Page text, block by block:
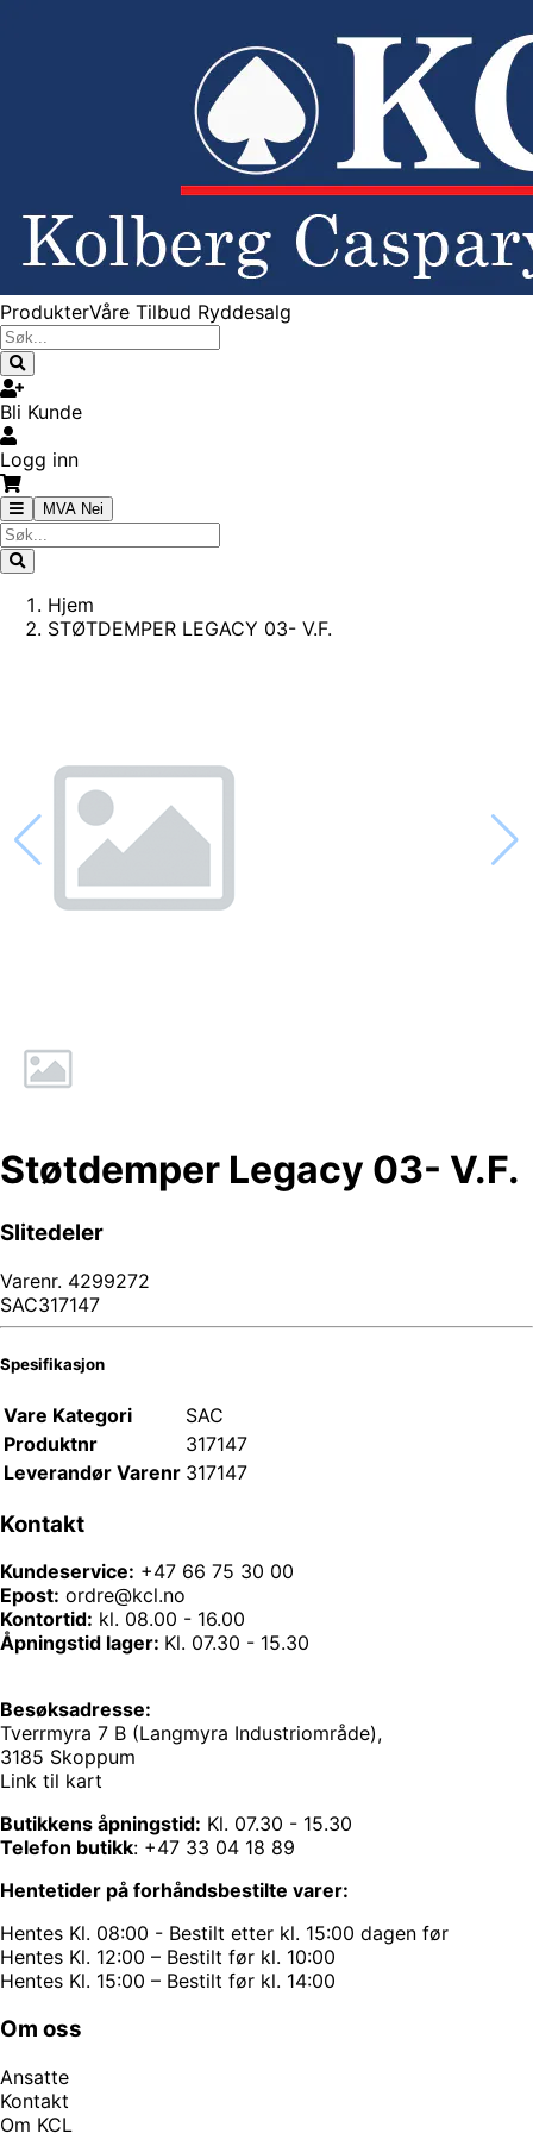
ProdukterVåre Tilbud Ryddesalg
Bli Kunde
Logg inn
MVA Nei
Hjem
STØTDEMPER LEGACY 03- V.F.
Støtdemper Legacy 03- V.F.
Slitedeler
Varenr. 4299272
SAC317147
Spesifikasjon
Vare Kategori
SAC
Produktnr
317147
Leverandør Varenr 317147
Kontakt
Kundeservice: +47 66 75 30 00
Epost: ordre@kcl.no
Kontortid: kl. 08.00 - 16.00
Åpningstid lager: Kl. 07.30 - 15.30
Besøksadresse:
Tverrmyra 7 B (Langmyra Industriområde),
3185 Skoppum
Link til kart
Butikkens åpningstid: Kl. 07.30 - 15.30
Telefon butikk: +47 33 04 18 89
Hentetider på forhåndsbestilte varer:
Hentes Kl. 08:00 - Bestilt etter kl. 15:00 dagen før
Hentes Kl. 12:00 – Bestilt før kl. 10:00
Hentes Kl. 15:00 – Bestilt før kl. 14:00
Om oss
Ansatte
Kontakt
Om KCL